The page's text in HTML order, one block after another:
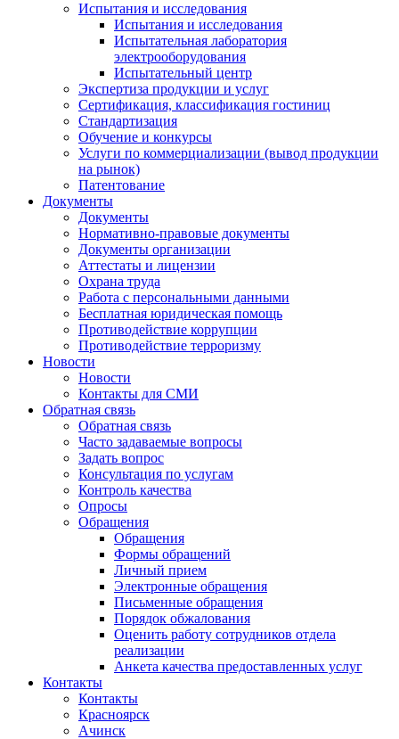
Испытания и исследования
Испытания и исследования
Испытательная лаборатория
электрооборудования
Испытательный центр
Экспертиза продукции и услуг
Сертификация, классификация гостиниц
Стандартизация
Обучение и конкурсы
Услуги по коммерциализации (вывод продукции
на рынок)
Патентование
Документы
Документы
Нормативно-правовые документы
Документы организации
Аттестаты и лицензии
Охрана труда
Работа с персональными данными
Бесплатная юридическая помощь
Противодействие коррупции
Противодействие терроризму
Новости
Новости
Контакты для СМИ
Обратная связь
Обратная связь
Часто задаваемые вопросы
Задать вопрос
Консультация по услугам
Контроль качества
Опросы
Обращения
Обращения
Формы обращений
Личный прием
Электронные обращения
Письменные обращения
Порядок обжалования
Оценить работу сотрудников отдела
реализации
Анкета качества предоставленных услуг
Контакты
Контакты
Красноярск
Ачинск